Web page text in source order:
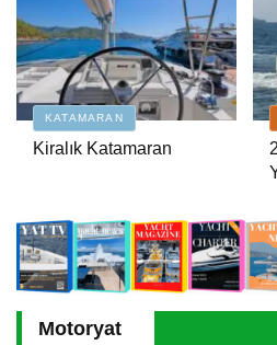
Aviara AV28 Luxury without
Limits” Prensibiyle Denizde
Bir Dönem
Sunreef Yacht Ultima
Kiralık Katamaran
KATAMARAN
Motoryat